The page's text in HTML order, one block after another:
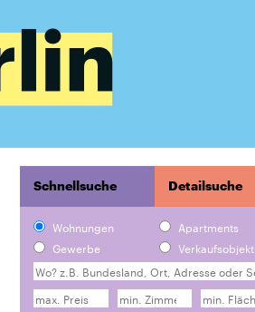
Detailsuche
Schnellsuche
Wohnungen
Apartments
Gewerbe
Verkaufsobjekt